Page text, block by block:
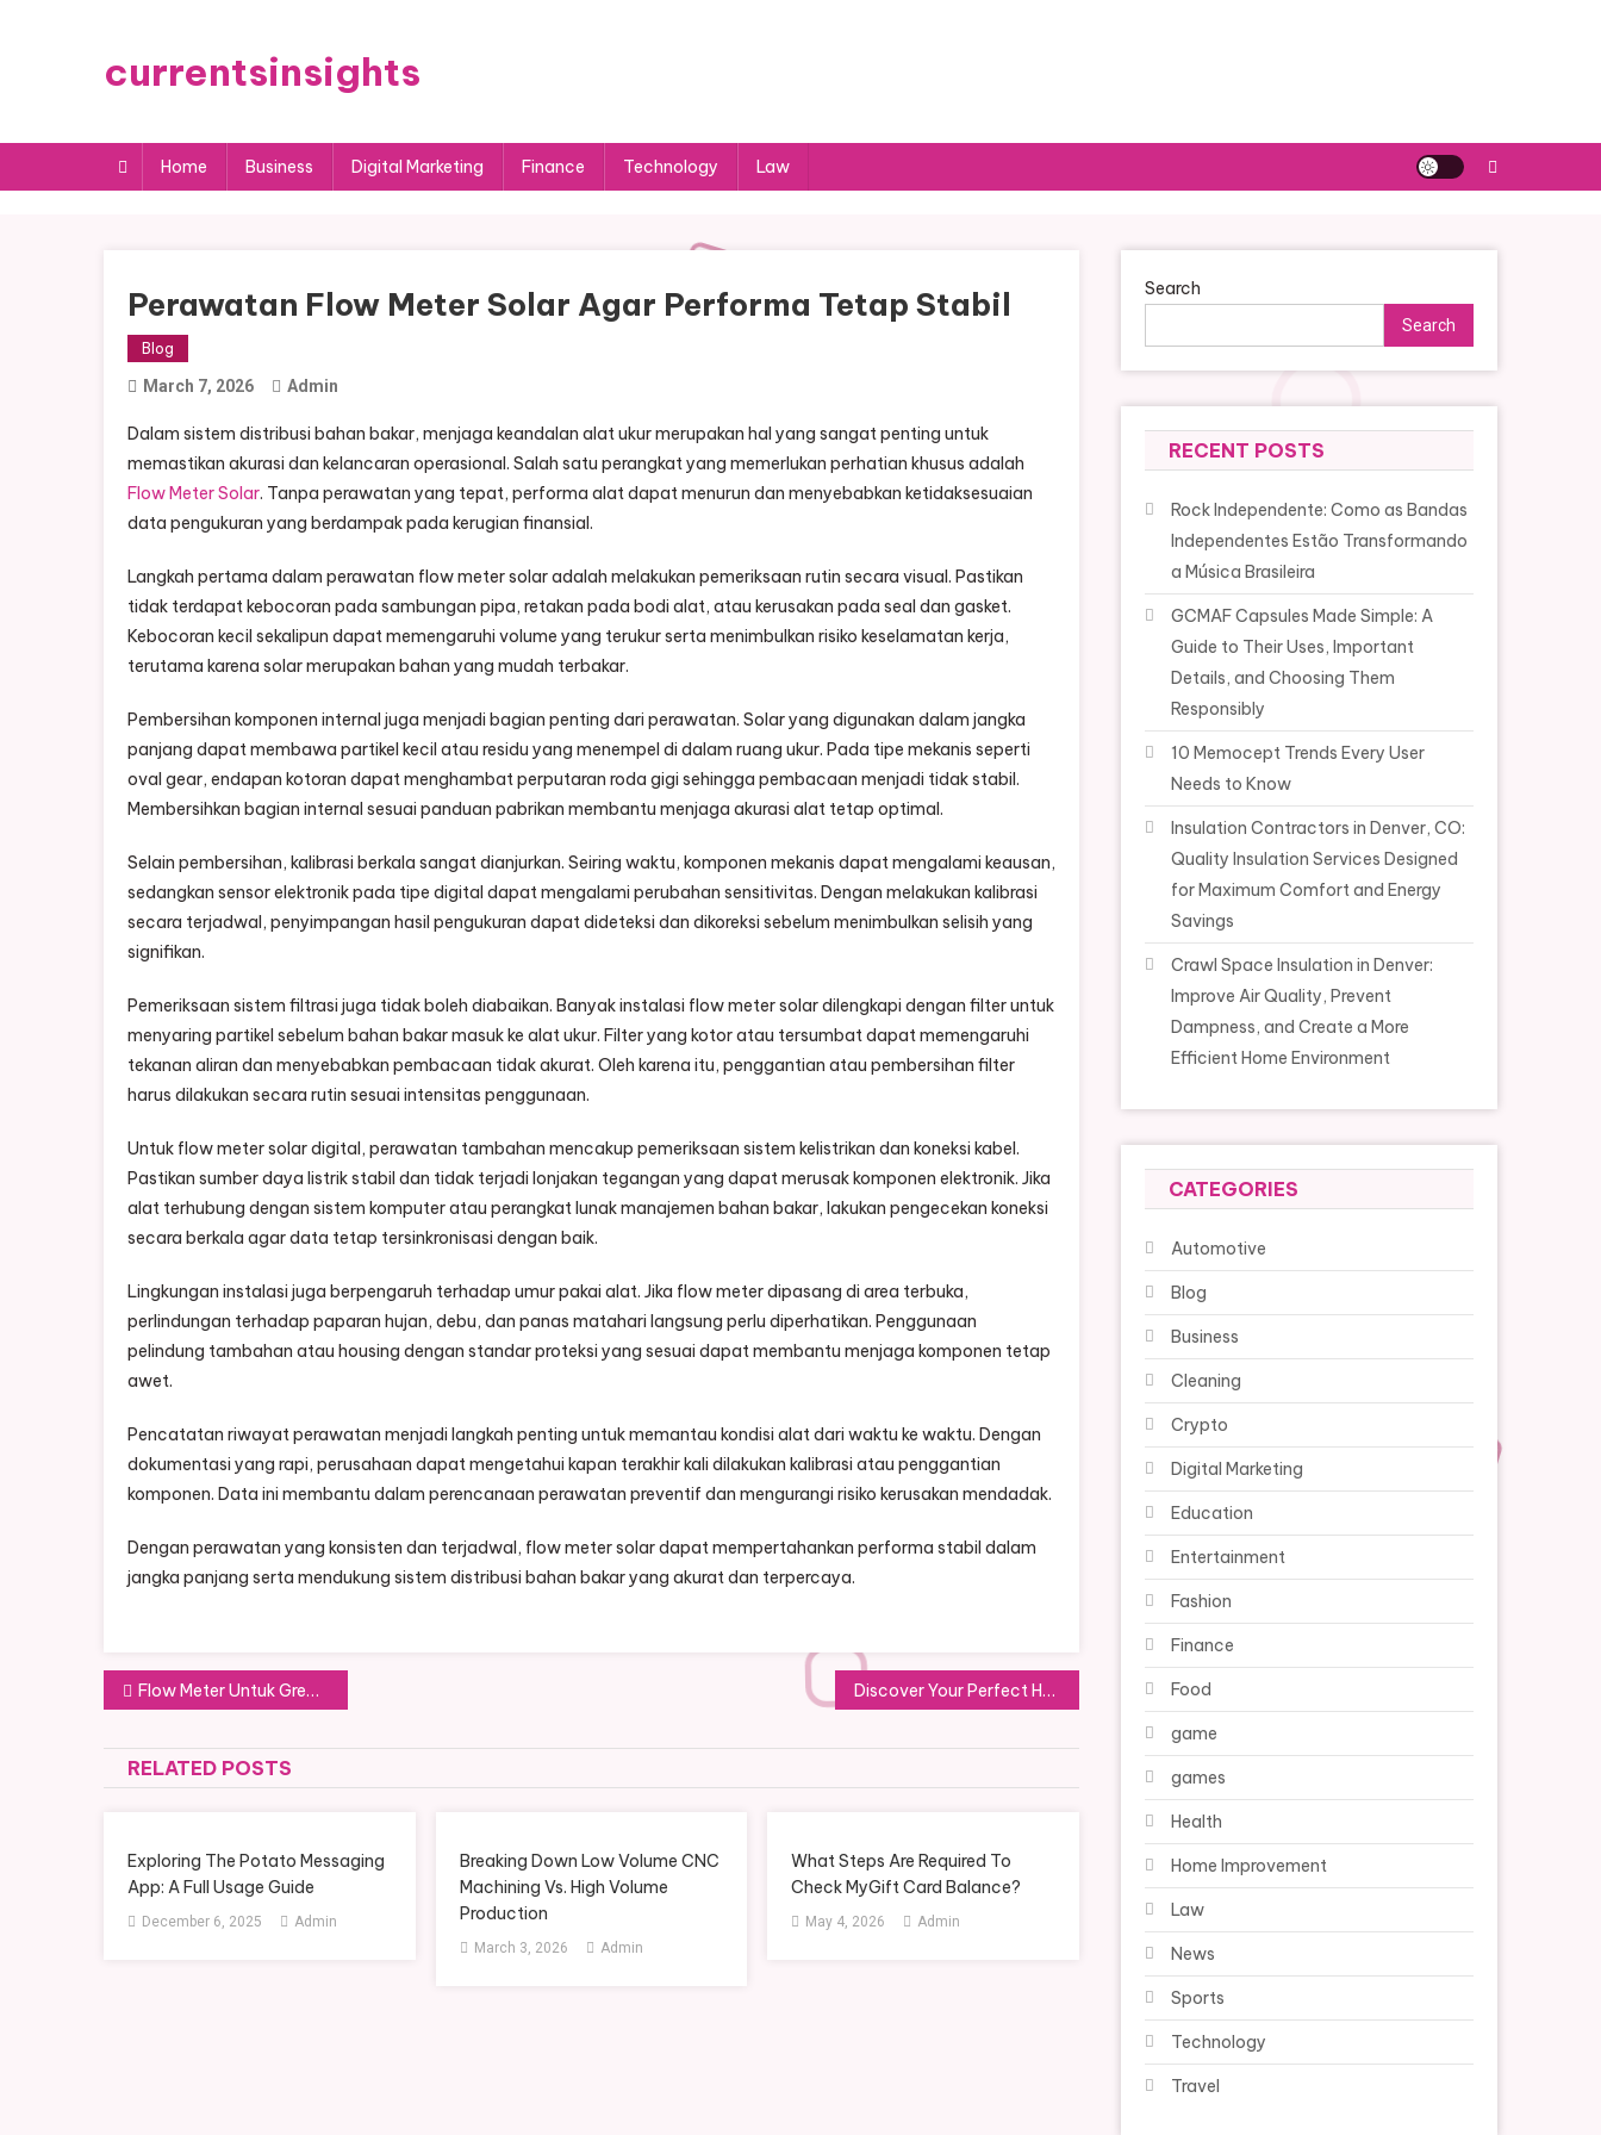
currentsinsights
Home Business Digital Marketing Finance Technology Law
Perawatan Flow Meter Solar Agar Performa Tetap Stabil
Blog
March 7, 2026 Admin
Dalam sistem distribusi bahan bakar, menjaga keandalan alat ukur merupakan hal yang sangat penting untuk
memastikan akurasi dan kelancaran operasional. Salah satu perangkat yang memerlukan perhatian khusus adalah
Flow Meter Solar. Tanpa perawatan yang tepat, performa alat dapat menurun dan menyebabkan ketidaksesuaian
data pengukuran yang berdampak pada kerugian finansial.
Langkah pertama dalam perawatan flow meter solar adalah melakukan pemeriksaan rutin secara visual. Pastikan
tidak terdapat kebocoran pada sambungan pipa, retakan pada bodi alat, atau kerusakan pada seal dan gasket.
Kebocoran kecil sekalipun dapat memengaruhi volume yang terukur serta menimbulkan risiko keselamatan kerja,
terutama karena solar merupakan bahan yang mudah terbakar.
Pembersihan komponen internal juga menjadi bagian penting dari perawatan. Solar yang digunakan dalam jangka
panjang dapat membawa partikel kecil atau residu yang menempel di dalam ruang ukur. Pada tipe mekanis seperti
oval gear, endapan kotoran dapat menghambat perputaran roda gigi sehingga pembacaan menjadi tidak stabil.
Membersihkan bagian internal sesuai panduan pabrikan membantu menjaga akurasi alat tetap optimal.
Selain pembersihan, kalibrasi berkala sangat dianjurkan. Seiring waktu, komponen mekanis dapat mengalami keausan,
sedangkan sensor elektronik pada tipe digital dapat mengalami perubahan sensitivitas. Dengan melakukan kalibrasi
secara terjadwal, penyimpangan hasil pengukuran dapat dideteksi dan dikoreksi sebelum menimbulkan selisih yang
signifikan.
Pemeriksaan sistem filtrasi juga tidak boleh diabaikan. Banyak instalasi flow meter solar dilengkapi dengan filter untuk
menyaring partikel sebelum bahan bakar masuk ke alat ukur. Filter yang kotor atau tersumbat dapat memengaruhi
tekanan aliran dan menyebabkan pembacaan tidak akurat. Oleh karena itu, penggantian atau pembersihan filter
harus dilakukan secara rutin sesuai intensitas penggunaan.
Untuk flow meter solar digital, perawatan tambahan mencakup pemeriksaan sistem kelistrikan dan koneksi kabel.
Pastikan sumber daya listrik stabil dan tidak terjadi lonjakan tegangan yang dapat merusak komponen elektronik. Jika
alat terhubung dengan sistem komputer atau perangkat lunak manajemen bahan bakar, lakukan pengecekan koneksi
secara berkala agar data tetap tersinkronisasi dengan baik.
Lingkungan instalasi juga berpengaruh terhadap umur pakai alat. Jika flow meter dipasang di area terbuka,
perlindungan terhadap paparan hujan, debu, dan panas matahari langsung perlu diperhatikan. Penggunaan
pelindung tambahan atau housing dengan standar proteksi yang sesuai dapat membantu menjaga komponen tetap
awet.
Pencatatan riwayat perawatan menjadi langkah penting untuk memantau kondisi alat dari waktu ke waktu. Dengan
dokumentasi yang rapi, perusahaan dapat mengetahui kapan terakhir kali dilakukan kalibrasi atau penggantian
komponen. Data ini membantu dalam perencanaan perawatan preventif dan mengurangi risiko kerusakan mendadak.
Dengan perawatan yang konsisten dan terjadwal, flow meter solar dapat mempertahankan performa stabil dalam
jangka panjang serta mendukung sistem distribusi bahan bakar yang akurat dan terpercaya.
Post
navigation
Flow Meter Untuk Grease: Solusi Akurat Pengukuran Pelumas Kental di Industri Discover Your Perfect Holiday in the Maldives
RELATED POSTS
Exploring The Potato Messaging
App: A Full Usage Guide
December 6, 2025 Admin
Breaking Down Low Volume CNC
Machining Vs. High Volume
Production
March 3, 2026 Admin
What Steps Are Required To
Check MyGift Card Balance?
May 4, 2026 Admin
Search
Search
RECENT POSTS
Rock Independente: Como as Bandas
Independentes Estão Transformando
a Música Brasileira
GCMAF Capsules Made Simple: A
Guide to Their Uses, Important
Details, and Choosing Them
Responsibly
10 Memocept Trends Every User
Needs to Know
Insulation Contractors in Denver, CO:
Quality Insulation Services Designed
for Maximum Comfort and Energy
Savings
Crawl Space Insulation in Denver:
Improve Air Quality, Prevent
Dampness, and Create a More
Efficient Home Environment
CATEGORIES
Automotive
Blog
Business
Cleaning
Crypto
Digital Marketing
Education
Entertainment
Fashion
Finance
Food
game
games
Health
Home Improvement
Law
News
Sports
Technology
Travel